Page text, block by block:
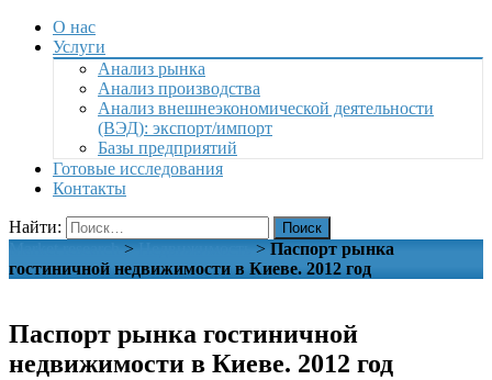
О нас
Услуги
Анализ рынка
Анализ производства
Анализ внешнеэкономической деятельности
(ВЭД): экспорт/импорт
Базы предприятий
Готовые исследования
Контакты
Найти:
> > Паспорт рынка
гостиничной недвижимости в Киеве. 2012 год
Паспорт рынка гостиничной
недвижимости в Киеве. 2012 год